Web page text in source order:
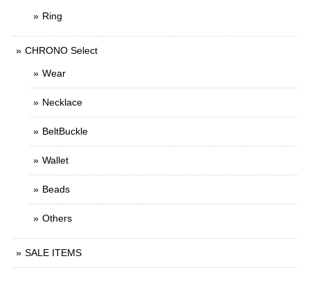
Ring
CHRONO Select
Wear
Necklace
BeltBuckle
Wallet
Beads
Others
SALE ITEMS